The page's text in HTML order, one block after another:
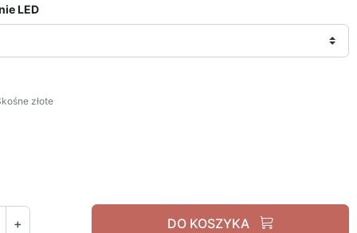
LED
złote
złote
+ DO KOSZYKA